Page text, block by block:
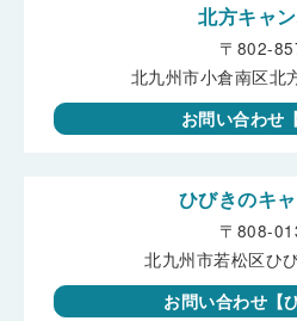
北方キャ
〒802-
北九州市小倉南区北
お問い合わせ
ひびきのキ
〒808-
北九州市若松区ひ
お問い合わせ【